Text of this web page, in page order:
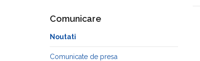
Comunicare
Noutati
Comunicate de presa